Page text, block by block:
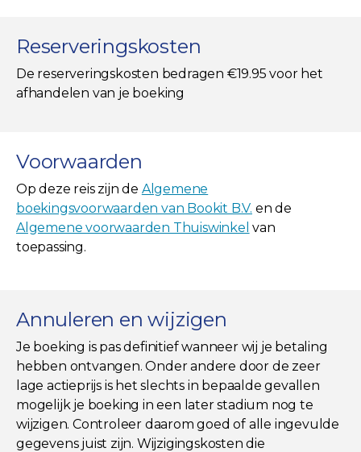
Reserveringskosten
De reserveringskosten bedragen €19.95 voor het
afhandelen van je boeking
Voorwaarden
Op deze reis zijn de Algemene
boekingsvoorwaarden van Bookit B.V. en de
Algemene voorwaarden Thuiswinkel van
toepassing.
Annuleren en wijzigen
Je boeking is pas definitief wanneer wij je betaling
hebben ontvangen. Onder andere door de zeer
lage actieprijs is het slechts in bepaalde gevallen
mogelijk je boeking in een later stadium nog te
wijzigen. Controleer daarom goed of alle ingevulde
gegevens juist zijn. Wijzigingskosten die